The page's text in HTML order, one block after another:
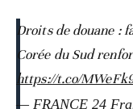
Droits de douane :
Corée du Sud
https://t.co/
— FRANCE 24